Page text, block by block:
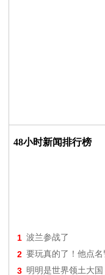
48小时新闻排行榜
1 波兰参战了
2 要玩真的了！他点
3 明明是世界领土大